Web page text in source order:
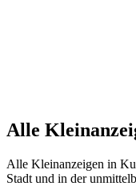
Alle
Alle Kleinanzeigen in
Stadt und in der